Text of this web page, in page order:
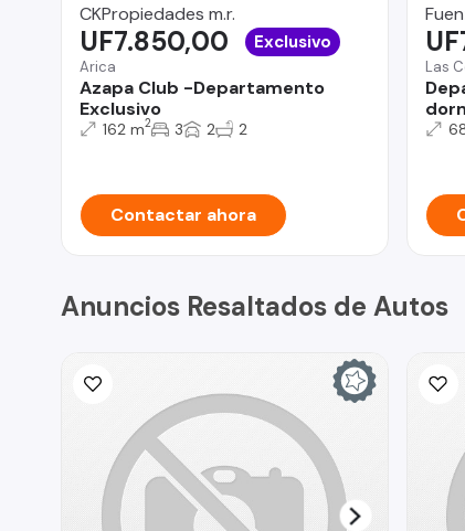
CKPropiedades m.r.
Arica
Azapa Club -Departamento
Exclusivo
UF7.850,00 Exclusivo
162 m2 3 2 2
Contactar ahora
Las
Anuncios Resaltados de Autos